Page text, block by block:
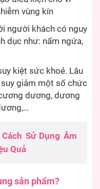
vùng kín
người khách có nguy
dục như: nấm ngứa,
kiệt sức khoẻ. Lâu
giảm một số chức
dương, dương
Sử Dụng Âm
Quả
sản phẩm?